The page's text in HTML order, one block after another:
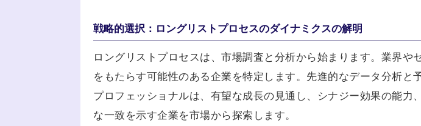
戦略的選択：ロングリストプロセスのダイナミクスの解明
ロングリストプロセスは、市場調査と分析から始まります。業界や
をもたらす可能性のある企業を特定します。先進的なデータ分析と
プロフェッショナルは、有望な成長の見通し、シナジー効果の能力
な一致を示す企業を市場から探索します。